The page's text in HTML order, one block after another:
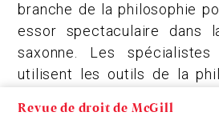
Revue de droit de McGill
branche de la philosophie
essor spectaculaire dans
saxonne. Les
utilisent les outils de la
contemporaine pour évaluer
morales et éthiques du